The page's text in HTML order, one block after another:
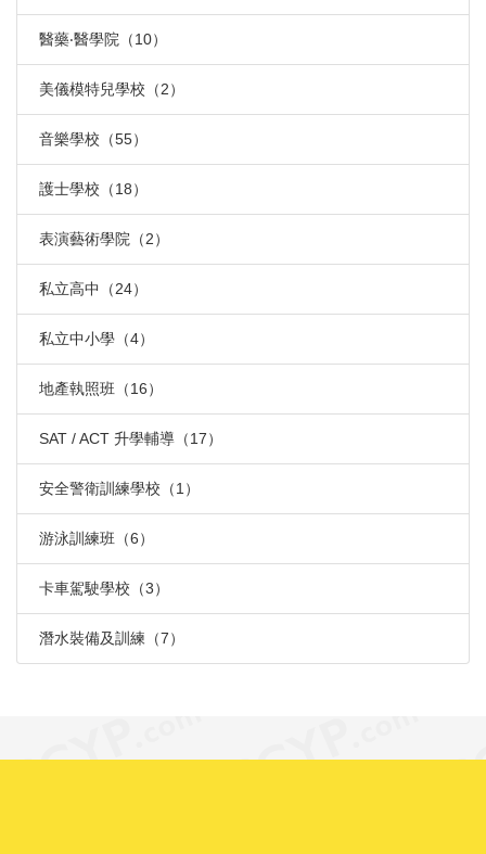
醫藥‧醫學院（10）
美儀模特兒學校（2）
音樂學校（55）
護士學校（18）
表演藝術學院（2）
私立高中（24）
私立中小學（4）
地產執照班（16）
SAT / ACT 升學輔導（17）
安全警衛訓練學校（1）
游泳訓練班（6）
卡車駕駛學校（3）
潛水裝備及訓練（7）